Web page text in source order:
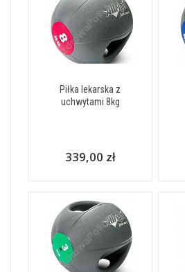
Piłka lekarska z
uchwytami 8kg
339,00 zł